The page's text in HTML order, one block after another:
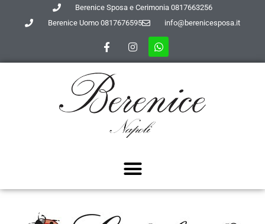
Berenice Sposa e Cerimonia 0817663256
Berenice Uomo 0817676595
info@berenicesposa.it